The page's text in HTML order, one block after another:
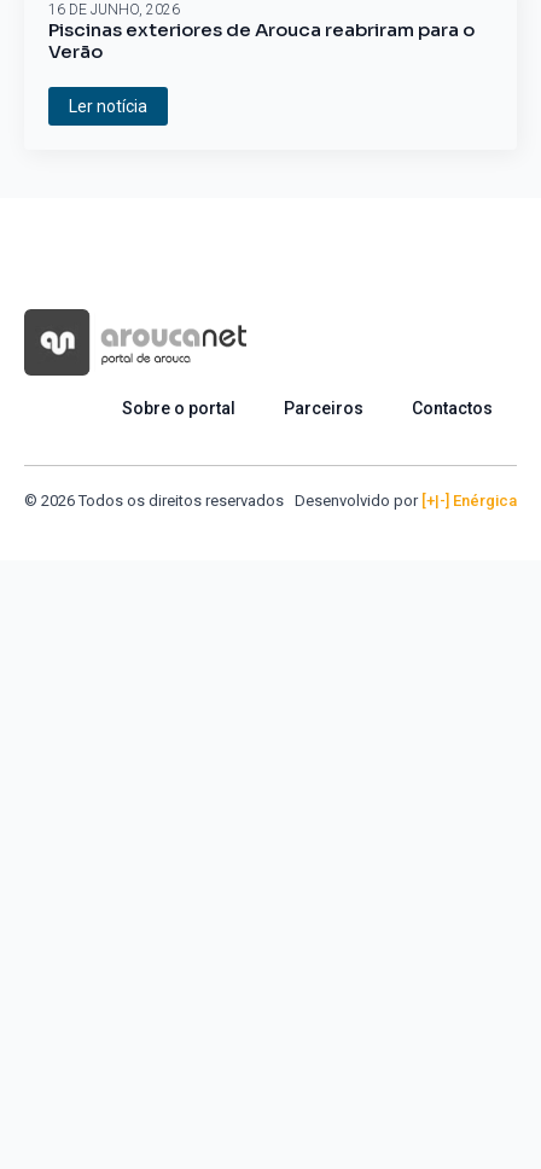
Piscinas exteriores de Arouca reabriram para o
Verão
16 DE JUNHO, 2026
Ler notícia
Sobre o portal Parceiros Contactos
© 2026 Todos os direitos reservados Desenvolvido por [+|-] Enérgica